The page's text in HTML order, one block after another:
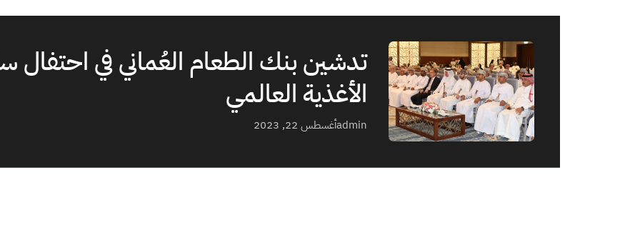
تدشين بنك الطعام العُماني في احتفال
الأغذية العالمي
adminأغسطس 22, 2023